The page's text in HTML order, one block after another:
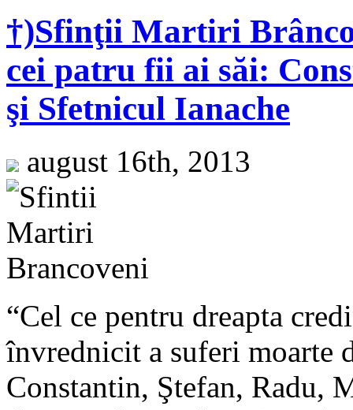
†)Sfinţii Martiri
cei patru fii ai săi:
şi Sfetnicul Ianache
august 16th, 2013
“Cel ce pentru dreapta
învrednicit a suferi moarte
Constantin, Ştefan, Radu,